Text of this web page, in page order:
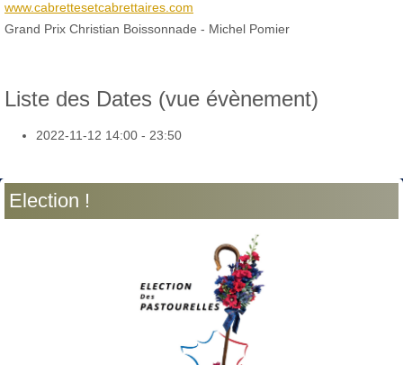
www.cabrettesetcabrettaires.com
Grand Prix Christian Boissonnade - Michel Pomier
Liste des Dates (vue évènement)
2022-11-12 14:00 - 23:50
Election !